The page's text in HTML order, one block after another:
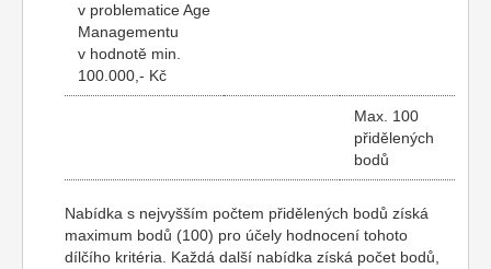
v problematice Age
Managementu
v hodnotě min.
100.000,- Kč
Max. 100
přidělených
bodů
Nabídka s nejvyšším počtem přidělených bodů získá
maximum bodů (100) pro účely hodnocení tohoto
dílčího kritéria. Každá další nabídka získá počet bodů,